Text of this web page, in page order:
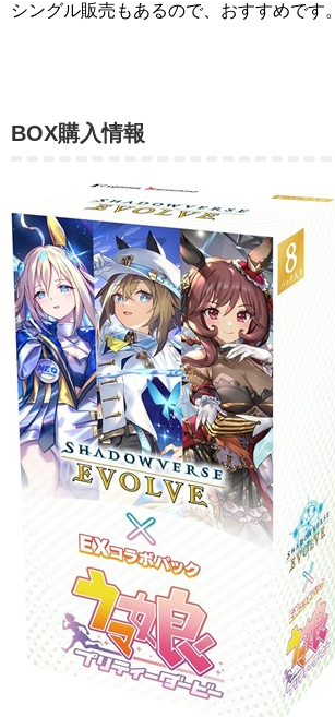
シングル販売もあるので、おすすめです。
BOX購入情報